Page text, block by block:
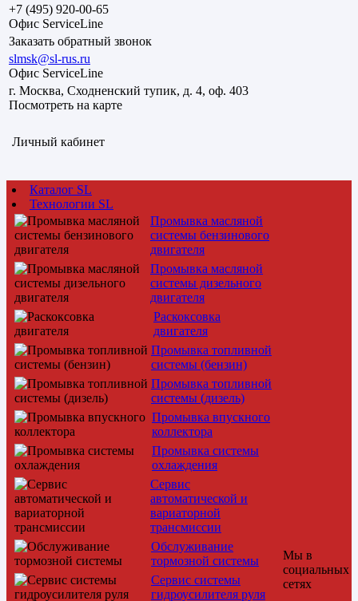
+7 (495) 920-00-65
Офис ServiceLine
Заказать обратный звонок
slmsk@sl-rus.ru
Офис ServiceLine
г. Москва, Сходненский тупик, д. 4, оф. 403
Посмотреть на карте
Личный кабинет
Каталог SL
Технологии SL
Промывка масляной
системы бензинового
двигателя
Промывка масляной
системы дизельного
двигателя
Раскоксовка
двигателя
Промывка топливной
системы (бензин)
Промывка топливной
системы (дизель)
Промывка впускного
коллектора
Промывка системы
охлаждения
Сервис
автоматической и
вариаторной
трансмиссии
Обслуживание
тормозной системы
Сервис системы
гидроусилителя руля
Мы в
социальных
сетях